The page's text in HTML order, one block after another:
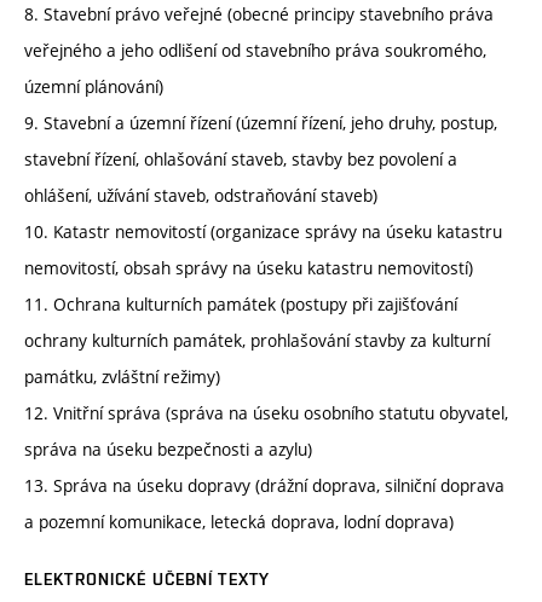
8. Stavební právo veřejné (obecné principy stavebního práva
veřejného a jeho odlišení od stavebního práva soukromého,
územní plánování)
9. Stavební a územní řízení (územní řízení, jeho druhy, postup,
stavební řízení, ohlašování staveb, stavby bez povolení a
ohlášení, užívání staveb, odstraňování staveb)
10. Katastr nemovitostí (organizace správy na úseku katastru
nemovitostí, obsah správy na úseku katastru nemovitostí)
11. Ochrana kulturních památek (postupy při zajišťování
ochrany kulturních památek, prohlašování stavby za kulturní
památku, zvláštní režimy)
12. Vnitřní správa (správa na úseku osobního statutu obyvatel,
správa na úseku bezpečnosti a azylu)
13. Správa na úseku dopravy (drážní doprava, silniční doprava
a pozemní komunikace, letecká doprava, lodní doprava)
ELEKTRONICKÉ UČEBNÍ TEXTY